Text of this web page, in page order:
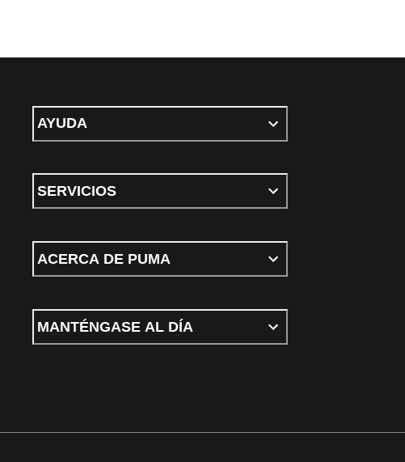
AYUDA
SERVICIOS
ACERCA DE PUMA
MANTÉNGASE AL DÍA